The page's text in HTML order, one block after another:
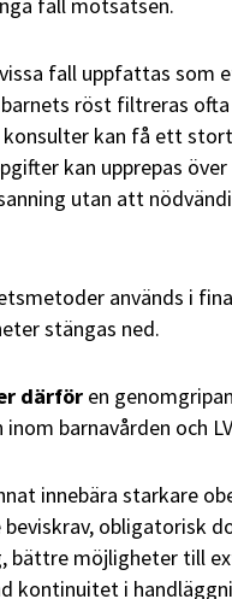
fall uppfattas som
barnets röst filtreras
kan få ett
kan upprepas
utan att
används i
stängas ned.
därför en
barnavården och
innebära starkare
obligatorisk
bättre möjligheter till
kontinuitet i